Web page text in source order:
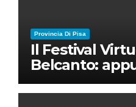
Provincia Di Pisa
Il Festival
Belcanto:
28 luglio a
Ruben Micieli